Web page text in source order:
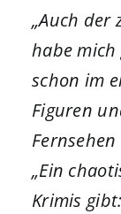
„Auch der
habe mich
schon im
Figuren
Fernsehen
„Ein
Krimis